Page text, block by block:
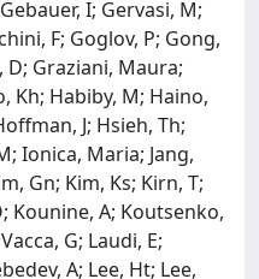
I; Gervasi, M;
F; Goglov, P; Gong,
D; Graziani, Maura;
Kh; Habiby, M; Haino,
J; Hsieh, Th;
Ionica, Maria; Jang,
Gn; Kim, Ks; Kirn, T;
Kounine, A; Koutsenko,
G; Laudi, E;
A; Lee, Ht; Lee,